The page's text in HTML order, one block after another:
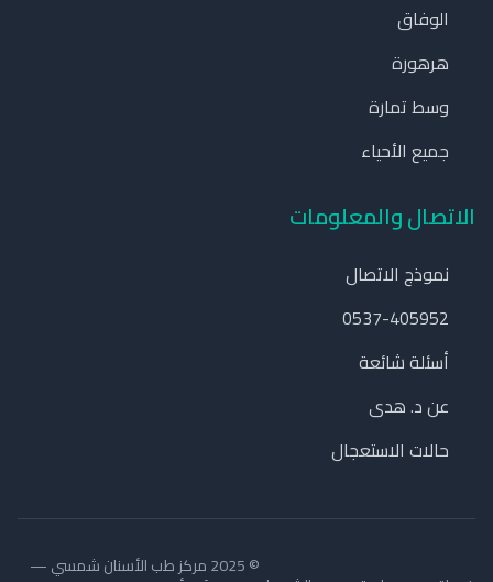
الوفاق
هرهورة
وسط تمارة
جميع الأحياء
الاتصال والمعلومات
نموذج الاتصال
‎0537-405952‎
أسئلة شائعة
عن د. هدى
حالات الاستعجال
© 2025 مركز طب الأسنان شمسي —